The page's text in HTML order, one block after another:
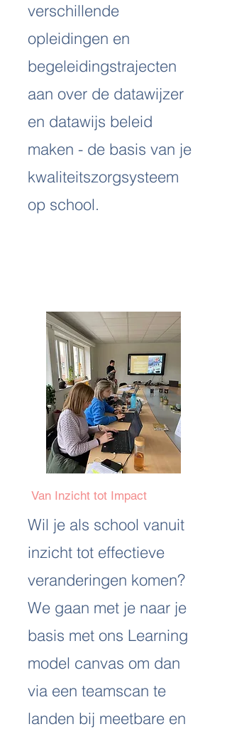
verschillende
opleidingen en
begeleidingstrajecten
aan over de datawijzer
en datawijs beleid
maken - de basis van je
kwaliteitszorgsysteem
op school.
Van Inzicht tot Impact
Wil je als school vanuit
inzicht tot effectieve
veranderingen komen?
We gaan met je naar je
basis met ons Learning
model canvas om dan
via een teamscan te
landen bij meetbare en